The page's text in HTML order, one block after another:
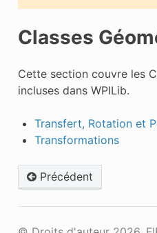
Classes
Cette section couvre les
incluses dans WPILib.
Transfert, Rotation et
Transformations
Précédent